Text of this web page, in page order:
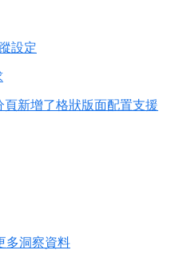
設定
頁新增了格狀版面配置支援
多洞察資料